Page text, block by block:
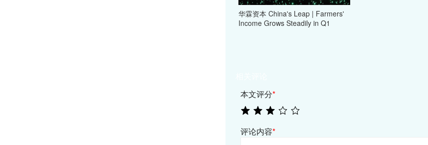
华霖资本 China's Leap | ​Farmers'
Income Grows Steadily in Q1
本文评分*
评论内容*